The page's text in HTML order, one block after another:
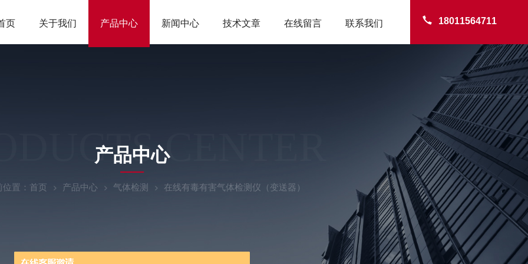
18011564711
页 关于我们 产品中心 新闻中心 技术文章 在线留言 联系我们
CENTER
产品中心
置： 首页 产品中心 气体检测 在线有毒有害气体检测仪（变送器）